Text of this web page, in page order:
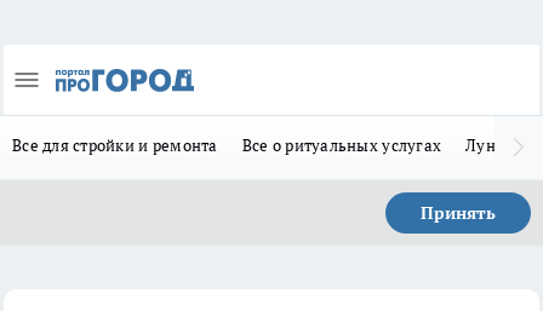
Все для стройки и ремонта Все о ритуальных услугах Лунно-
Принять